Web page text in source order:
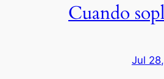
Cuando
Jul